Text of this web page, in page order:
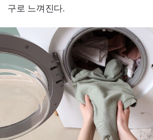
구로 느껴진다.